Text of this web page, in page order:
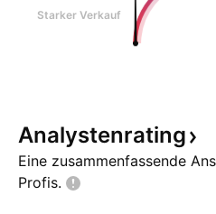
Starker Verkauf
Analystenrating
Eine zusammenfassende
Profis.